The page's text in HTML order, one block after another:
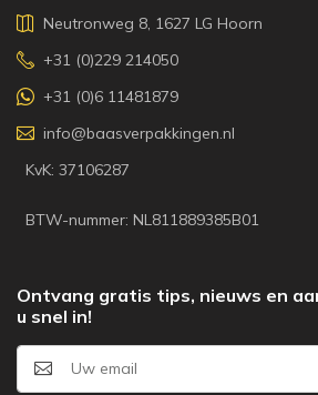
Neutronweg 8, 1627 LG Hoorn
+31 (0)229 214050
+31 (0)6 11481879
info@baasverpakkingen.nl
KvK: 37106287
BTW-nummer: NL811889385B01
Ontvang gratis tips, nieuws en
u snel in!